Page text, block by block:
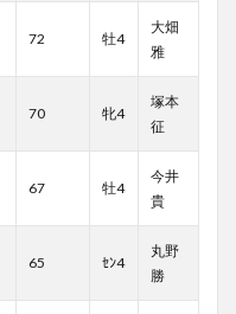
72 牡4
大畑
雅
70 牝4
塚本
征
67 牡4
今井
貴
65 ｾﾝ4
丸野
勝